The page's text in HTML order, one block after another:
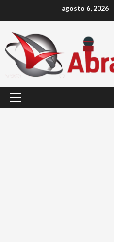
agosto 6, 2026
Menú